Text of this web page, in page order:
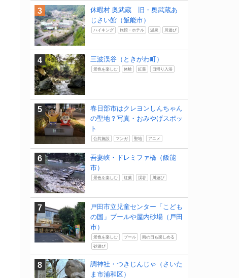
休暇村 奥武蔵 旧・奥武蔵あ
じさい館（飯能市）
ハイキング 旅館・ホテル 温泉 川遊び
三波渓谷（ときがわ町）
景色を楽しむ 体験 紅葉 日帰り入浴
春日部市はクレヨンしんちゃん
の聖地？写真・おみやげスポッ
ト
公共施設 マンガ 聖地 アニメ
吾妻峡・ドレミファ橋（飯能
市）
景色を楽しむ 紅葉 渓谷 川遊び
戸田市立児童センター「こども
の国」プールや屋内砂場（戸田
市）
景色を楽しむ プール 雨の日も楽しめる
砂遊び
調神社・つきじんじゃ（さいた
ま市浦和区）